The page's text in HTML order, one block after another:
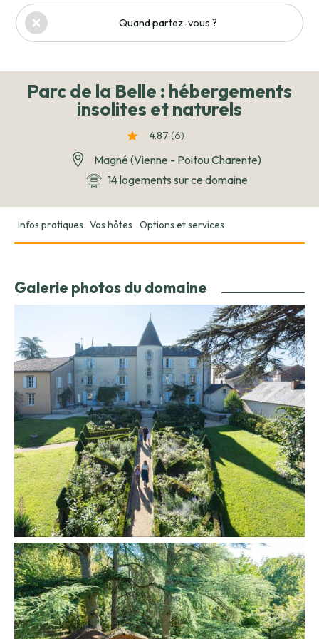
Quand partez-vous ?
Parc de la Belle : hébergements
insolites et naturels
4.87 (6)
Magné (Vienne - Poitou Charente)
14 logements sur ce domaine
Infos pratiques Vos hôtes Options et services
Galerie photos du domaine